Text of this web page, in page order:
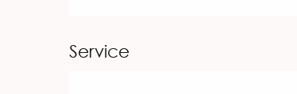
Service